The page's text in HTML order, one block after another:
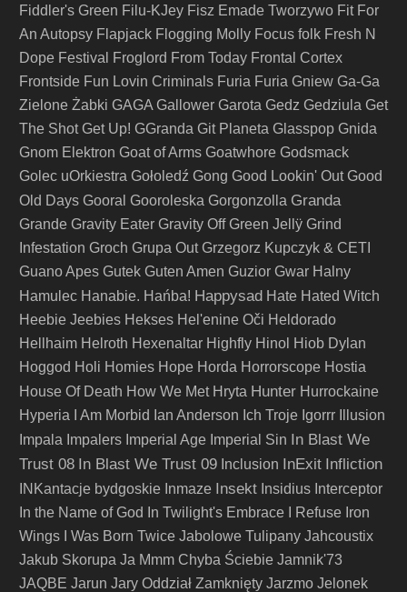
Fiddler's Green Filu-KJey Fisz Emade Tworzywo Fit For
An Autopsy Flapjack Flogging Molly Focus folk Fresh N
Dope Festival
Froglord From Today Frontal Cortex
Frontside Fun Lovin Criminals Furia Furia Gniew Ga-Ga
Zielone Żabki GAGA Gallower Garota Gedz Gedziula Get
The Shot Get Up! GGranda Git Planeta Glasspop Gnida
Gnom Elektron Goat of Arms Goatwhore Godsmack
Golec uOrkiestra Gołoledź Gong Good Lookin' Out Good
Old Days Gooral Gooroleska Gorgonzolla Granda
Grande Gravity Eater Gravity Off Green Jellÿ Grind
Infestation Groch Grupa Out Grzegorz Kupczyk & CETI
Guano Apes Gutek Guten Amen Guzior Gwar Halny
Hamulec Hanabie. Hańba! Happysad Hate Hated Witch
Heebie Jeebies Hekses Hel'enine Oči Heldorado
Hellhaim Helroth Hexenaltar Highfly Hinol Hiob Dylan
Hoggod Holi Homies Hope Horda Horrorscope Hostia
House Of Death How We Met Hryta Hunter Hurrockaine
Hyperia
I Am Morbid Ian Anderson Ich Troje Igorrr
Illusion
Impala Impalers Imperial Age Imperial Sin In Blast We
Trust 08 In Blast We Trust 09 Inclusion InExit Infliction
INKantacje bydgoskie Inmaze Insekt Insidius Interceptor
In the Name of God
In Twilight's Embrace I Refuse Iron
Wings
I Was Born Twice Jabolowe Tulipany Jahcoustix
Jakub Skorupa Ja Mmm Chyba Ściebie Jamnik'73
JAQBE Jarun Jary Oddział Zamknięty Jarzmo Jelonek